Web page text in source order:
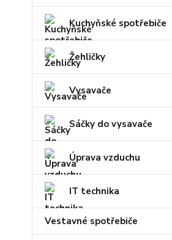
Kuchyňské spotřebiče
Žehličky
Vysavače
Sáčky do vysavače
Úprava vzduchu
IT technika
Vestavné spotřebiče